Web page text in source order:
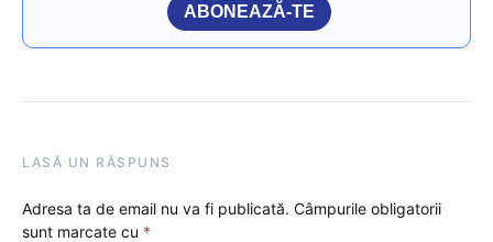
ABONEAZĂ-TE
LASĂ UN RĂSPUNS
Adresa ta de email nu va fi publicată. Câmpurile obligatorii
sunt marcate cu *